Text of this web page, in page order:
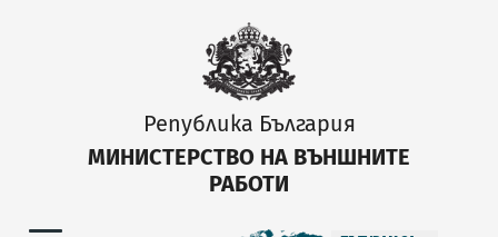
Република България
МИНИСТЕРСТВО НА ВЪНШНИТЕ
РАБОТИ